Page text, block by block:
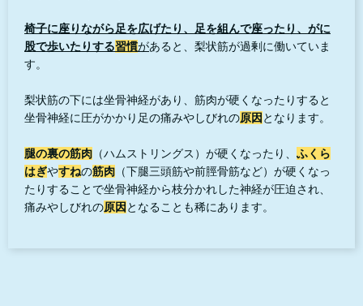
椅子に座りながら足を広げたり、足を組んで座ったり、がに
股で歩いたりする習慣があると、梨状筋が過剰に働いていま
す。
梨状筋の下には坐骨神経があり、筋肉が硬くなったりすると
坐骨神経に圧がかかり足の痛みやしびれの原因 となります。
腿の裏の筋肉 （ハムストリングス）が硬くなったり、 ふくら
はぎやすねの筋肉 （下腿三頭筋や前脛骨筋など）が硬くなっ
たりすることで坐骨神経から枝分かれした神経が圧迫され、
痛みやしびれの原因 となることも稀にあります。